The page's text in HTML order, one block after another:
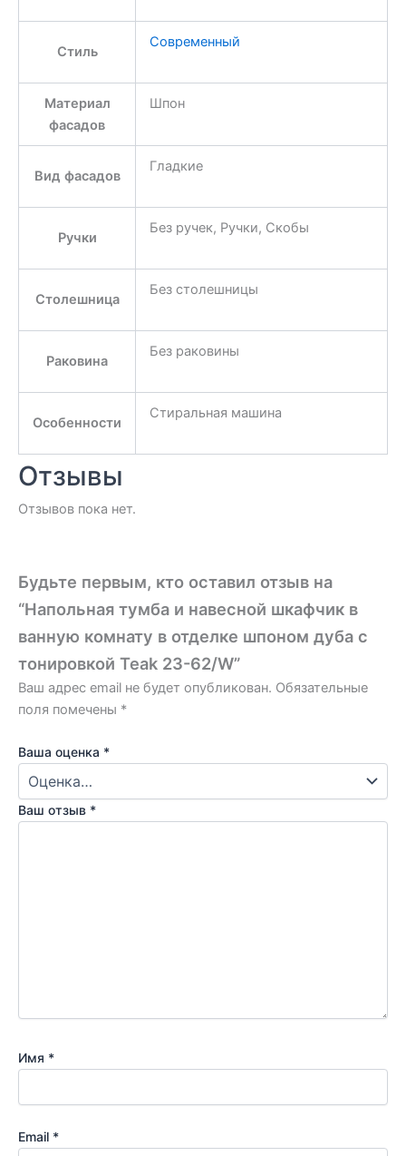
Стиль
Современный
Материал
фасадов
Шпон
Вид фасадов
Гладкие
Ручки
Без ручек, Ручки, Скобы
Столешница
Без столешницы
Раковина
Без раковины
Особенности
Стиральная машина
Отзывы
Отзывов пока нет.
Будьте первым, кто оставил отзыв на
“Напольная тумба и навесной шкафчик в
ванную комнату в отделке шпоном дуба с
тонировкой Teak 23-62/W”
Ваш адрес email не будет опубликован. Обязательные
поля помечены *
Ваша оценка *
Ваш отзыв *
Имя *
Email *